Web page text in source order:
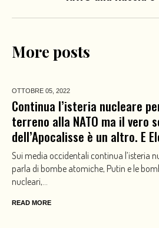
More posts
OTTOBRE 05, 2022
Continua l’isteria nucleare
terreno alla NATO ma il vero
dell’Apocalisse è un altro. E
Sui media occidentali continua l’isteria
parla di bombe atomiche, Putin e le
nucleari,...
READ MORE